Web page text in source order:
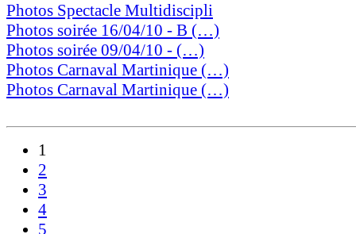
Photos Spectacle Multidiscipli
Photos soirée 16/04/10 - B (…)
Photos soirée 09/04/10 - (…)
Photos Carnaval Martinique (…)
Photos Carnaval Martinique (…)
1
2
3
4
5